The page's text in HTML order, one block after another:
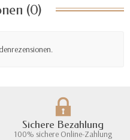
(0)
Sichere Bezahlung
100% sichere Online-Zahlung